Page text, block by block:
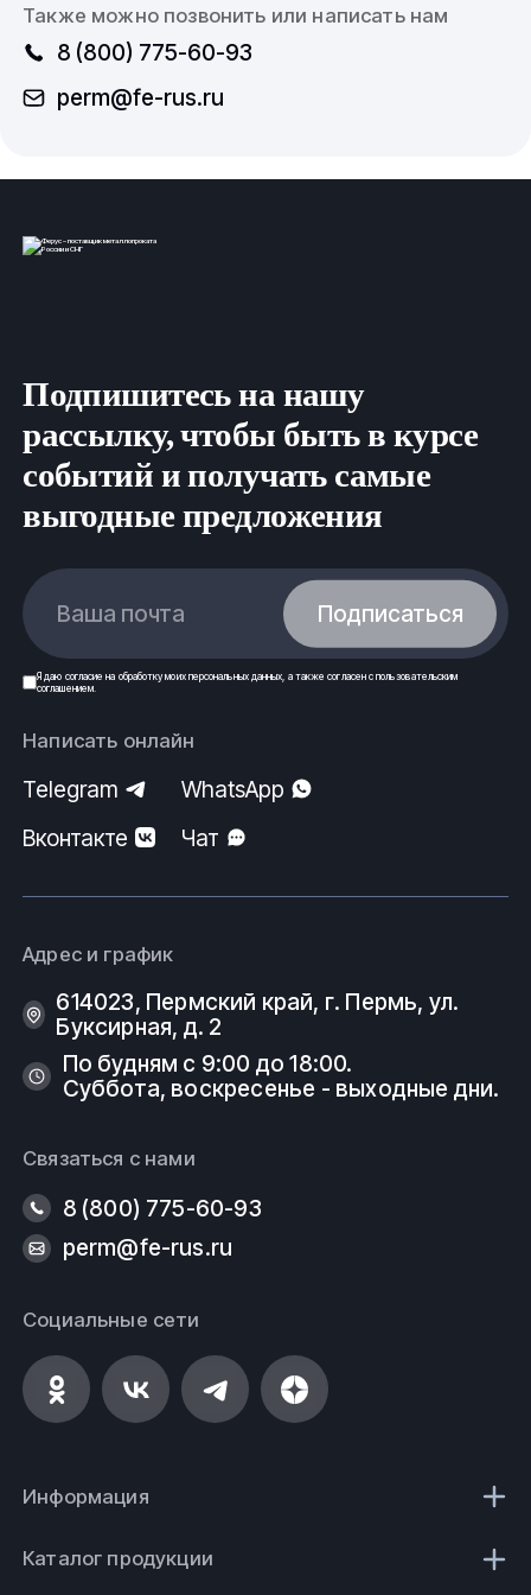
Также можно позвонить или написать нам
8 (800) 775-60-93
perm@fe-rus.ru
Подпишитесь на нашу
рассылку, чтобы быть в курсе
событий и получать самые
выгодные предложения
Ваша почта Подписаться
Я даю согласие на обработку моих персональных данных , а также согласен спользовательским
соглашением.
Написать онлайн
Telegram
WhatsApp
Вконтакте
Чат
Адрес и график
614023, Пермский край, г. Пермь, ул.
Буксирная, д. 2
По будням с 9:00 до 18:00.
Суббота, воскресенье - выходные дни.
Связаться с нами
8 (800) 775-60-93
perm@fe-rus.ru
Социальные сети
Информация
Каталог продукции